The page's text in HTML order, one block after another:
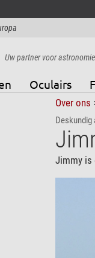
Uw partner voor astronomie
Oculairs
Over ons
Deskundig
Jimmy is